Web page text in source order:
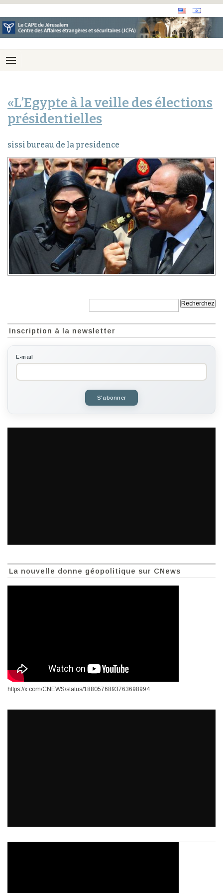
«L’Egypte à la veille des élections
présidentielles
sissi bureau de la presidence
Inscription à la newsletter
E-mail
S'abonner
La nouvelle donne géopolitique sur CNews
https://x.com/CNEWS/status/1880576893763698994